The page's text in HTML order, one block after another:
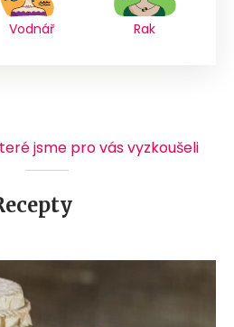
Vodnář Rak
jsme pro vás vyzkoušeli